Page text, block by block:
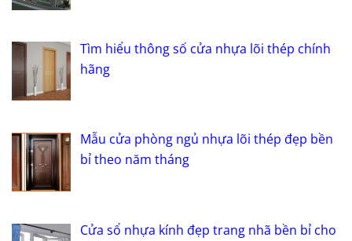
Tìm hiểu thông số cửa nhựa lõi thép chính
hãng
Mẫu cửa phòng ngủ nhựa lõi thép đẹp bền
bỉ theo năm tháng
Cửa sổ nhựa kính đẹp trang nhã bền bỉ cho